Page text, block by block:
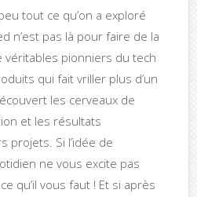
tout ce qu’on a exploré
n’est pas là pour faire de la
véritables pionniers du tech
qui fait vriller plus d’un
les cerveaux de
et les résultats
projets. Si l’idée de
ne vous excite pas
qu’il vous faut ! Et si après